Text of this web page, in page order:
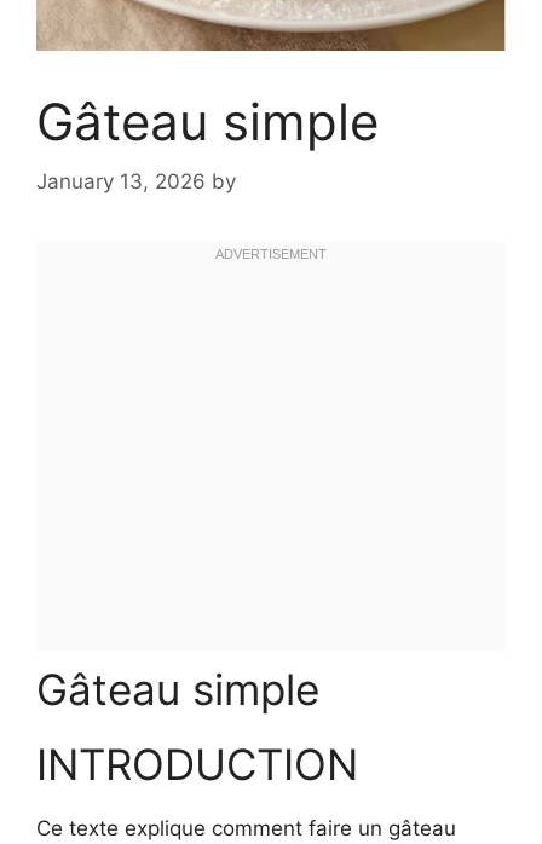
Gâteau simple
January 13, 2026 by
Gâteau simple
INTRODUCTION
Ce texte explique comment faire un gâteau